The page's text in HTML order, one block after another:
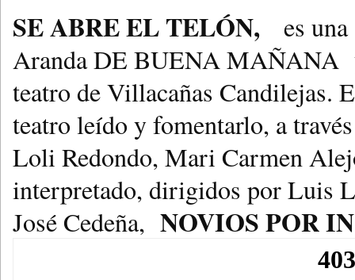
SE ABRE EL TELÓN,
es
Aranda DE BUENA MAÑANA
teatro de Villacañas Candilejas.
teatro leído y fomentarlo, a
Loli Redondo, Mari Carmen
interpretado, dirigidos por Luis
José Cedeña, NOVIOS POR